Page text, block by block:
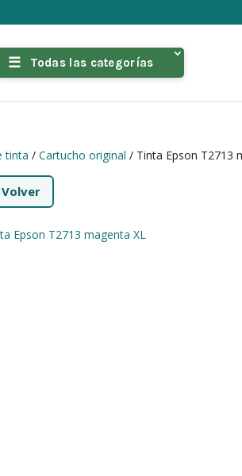
Todas las categorías
tinta /Cartucho original / Tinta Epson T2713
Volver